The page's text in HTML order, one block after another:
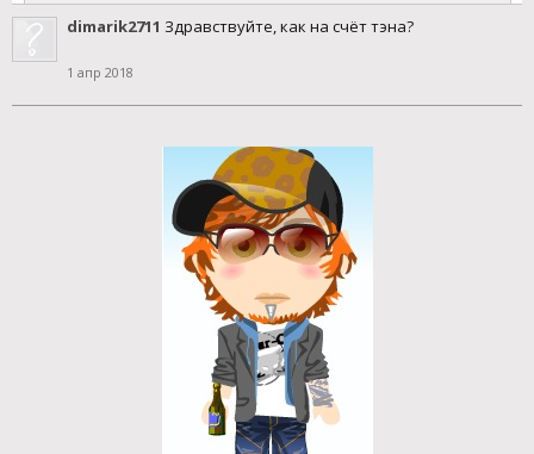
dimarik2711 Здравствуйте, как на счёт тэна?
1 апр 2018